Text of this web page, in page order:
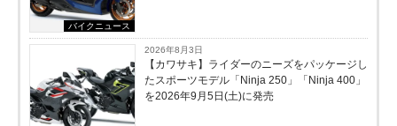
バイクニュース
2026年8月3日
【カワサキ】ライダーのニーズをパッケージし
たスポーツモデル「Ninja 250」「Ninja 400」
を2026年9月5日(土)に発売